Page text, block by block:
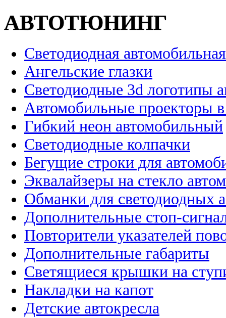
АВТОТЮНИНГ
Светодиодная
Ангельские глазки
Светодиодные 3d логотипы
Автомобильные проекторы
Гибкий неон автомобильный
Светодиодные колпачки
Бегущие строки для
Эквалайзеры на стекло
Обманки для светодиодных
Дополнительные стоп-
Повторители указателей
Дополнительные габариты
Светящиеся крышки на
Накладки на капот
Детские автокресла